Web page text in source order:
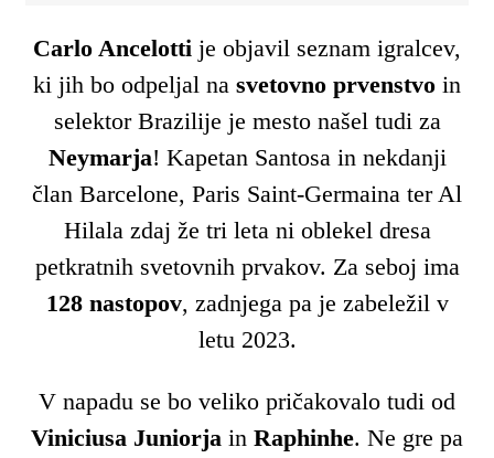
Carlo Ancelotti je objavil seznam igralcev,
ki jih bo odpeljal na svetovno prvenstvo in
selektor Brazilije je mesto našel tudi za
Neymarja! Kapetan Santosa in nekdanji
član Barcelone, Paris Saint-Germaina ter Al
Hilala zdaj že tri leta ni oblekel dresa
petkratnih svetovnih prvakov. Za seboj ima
128 nastopov, zadnjega pa je zabeležil v
letu 2023.
V napadu se bo veliko pričakovalo tudi od
Viniciusa Juniorja in Raphinhe. Ne gre pa